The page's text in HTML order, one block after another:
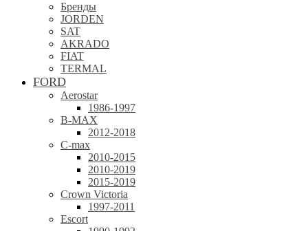
Бренды
JORDEN
SAT
AKRADO
FIAT
TERMAL
FORD
Aerostar
1986-1997
B-MAX
2012-2018
C-max
2010-2015
2010-2019
2015-2019
Crown Victoria
1997-2011
Escort